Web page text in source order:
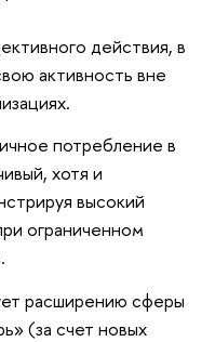
действия, в
активность вне
потребление в
хотя и
высокий
ограниченном
расширению сферы
(за счет новых